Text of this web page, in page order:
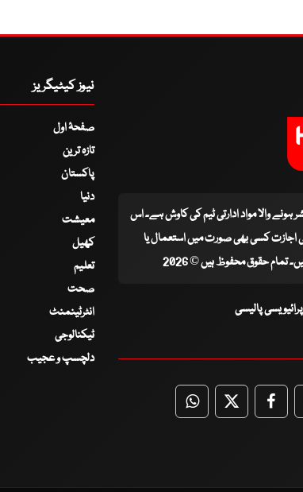
ہونے والا مواد ادارتی ٹیم کی کاوش ہے۔ اس
اجازت کسی بھی صورت میں استعمال یا
تمام حقوق محفوظ ہیں © 2026
پرائیویسی پالیسی
WhatsApp
Twitter
نیوز کیٹیگریز
صفحۂ اول
تازہ ترین
پاکستان
دنیا
معیشت
کھیل
تعلیم
صحت
انٹرٹینمنٹ
ٹیکنالوجی
دلچسپ و عجیب